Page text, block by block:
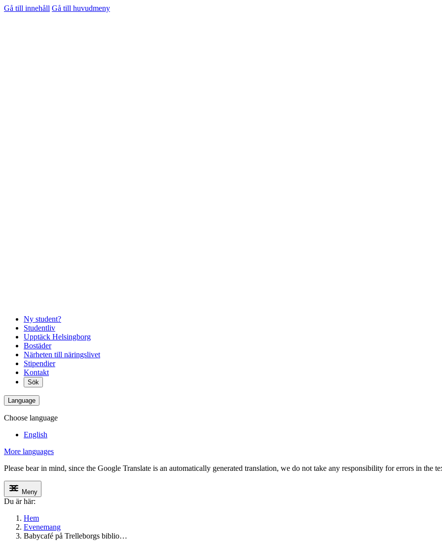
Gå till innehåll Gå till huvudmeny
Ny student?
Studentliv
Upptäck Helsingborg
Bostäder
Närheten till näringslivet
Stipendier
Kontakt
Sök
Language
Choose language
English
More languages
Please bear in mind, since the Google Translate is an automatically generated translation, we do not take any responsibility for errors in the
Meny
Du är här:
Hem
Evenemang
Babycafé på Trelleborgs biblio…